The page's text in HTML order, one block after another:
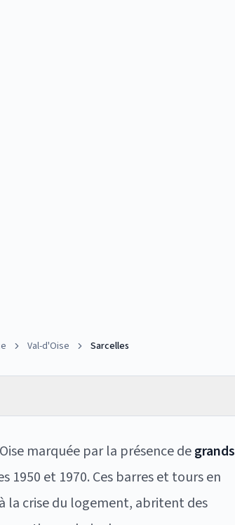
Val-d'Oise Sarcelles
marquée par la présence degrands
1950 et 1970. Ces barres et tours en
la crise du logement, abritent des